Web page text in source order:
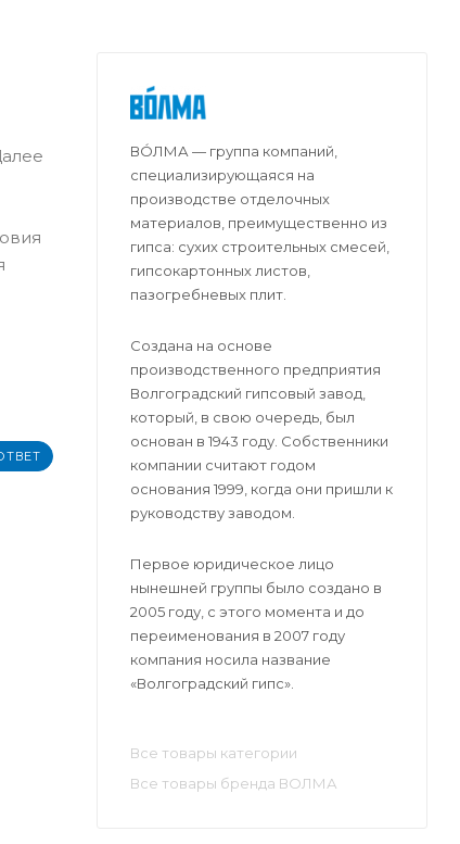
ВО́ЛМА — группа компаний,
специализирующаяся на
производстве отделочных
материалов, преимущественно из
гипса: сухих строительных смесей,
гипсокартонных листов,
пазогребневых плит.
Создана на основе
производственного предприятия
Волгоградский гипсовый завод,
который, в свою очередь, был
основан в 1943 году. Собственники
компании считают годом
основания 1999, когда они пришли к
руководству заводом.
Первое юридическое лицо
нынешней группы было создано в
2005 году, с этого момента и до
переименования в 2007 году
компания носила название
«Волгоградский гипс».
Все товары категории
Все товары бренда ВОЛМА